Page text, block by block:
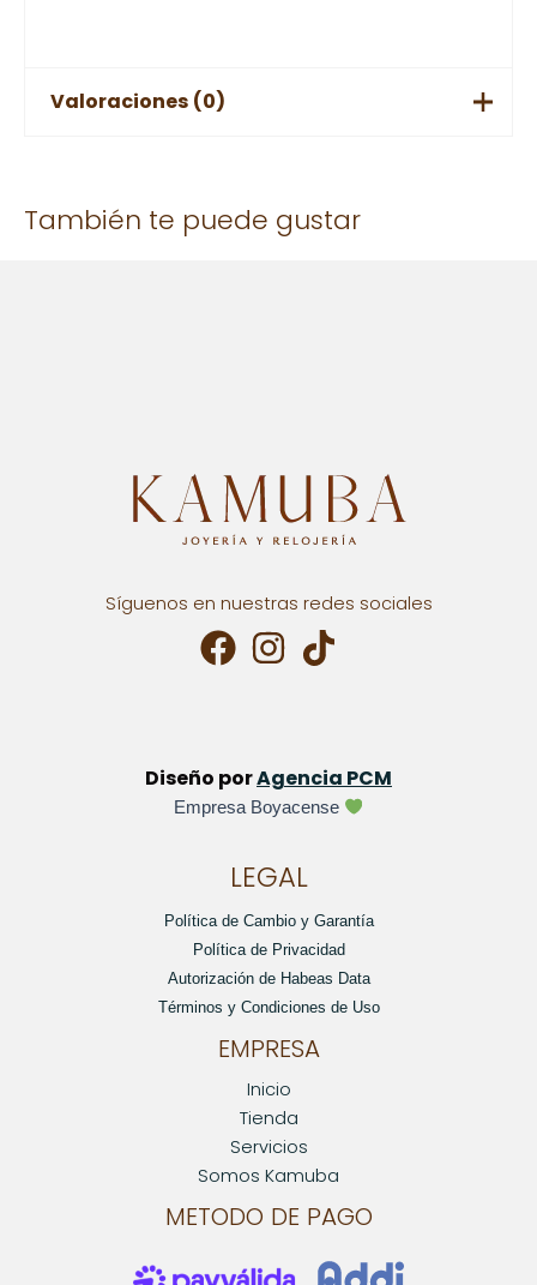
Valoraciones (0)
Solo los usuarios registrados que hayan comprado este
También te puede gustar
Síguenos en nuestras redes sociales
Diseño porAgencia PCM
Empresa Boyacense
LEGAL
Política de Cambio y Garantía
Política de Privacidad
Autorización de Habeas Data
Términos y Condiciones de Uso
EMPRESA
Inicio
Tienda
Servicios
Somos Kamuba
METODO DE PAGO